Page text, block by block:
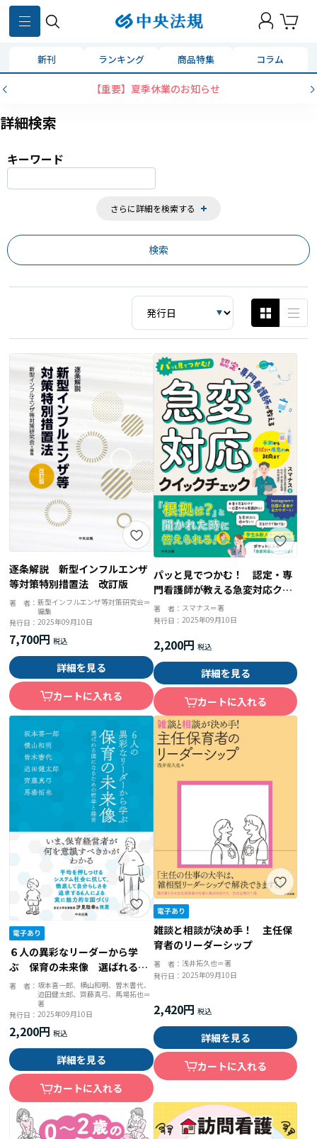
新刊 ランキング 商品特集 コラム
コンビニ決済に「セブンイレブン」を追加いたしました
詳細検索
キーワード
さらに詳細を検索する
859
逐条解説 新型インフルエンザ
等対策特別措置法 改訂版
著 者：新型インフルエンザ等対策研究会＝
編集
発行日：2025年09月10日
7,700円
詳細を見る
カートに入れる
パッと見でつかむ！ 認定・専
門看護師が教える急変対応クイ
ックチェック 予測から症状
別・疾患別の対応まで
著 者： スマナス＝著
発行日： 2025年09月10日
2,200円
詳細を見る
カートに入れる
６人の異彩なリーダーから学
ぶ 保育の未来像 選ばれる園
になるための哲学と経営
著 者： 坂本喜一郎、横山和明、曽木書代、
迫田健太郎、齊藤真弓、馬場拓也＝
著
発行日：2025年09月10日
2,200円
詳細を見る
カートに入れる
雑談と相談が決め手！ 主任保
育者のリーダーシップ
著 者： 浅井拓久也＝著
発行日： 2025年09月10日
2,420円
詳細を見る
カートに入れる